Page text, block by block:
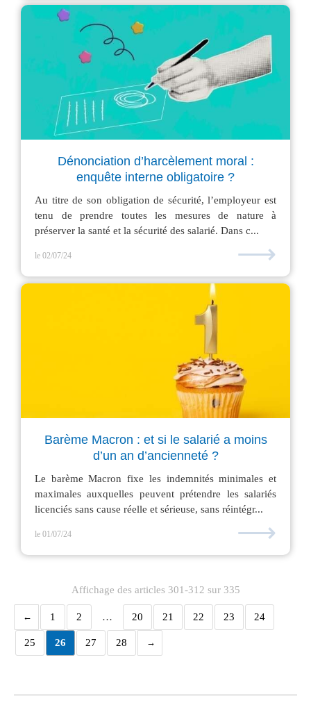
Dénonciation d’harcèlement moral :
enquête interne obligatoire ?
Au titre de son obligation de sécurité, l’employeur est
tenu de prendre toutes les mesures de nature à
préserver la santé et la sécurité des salarié. Dans c...
le 02/07/24 ⟶
Barème Macron : et si le salarié a moins
d’un an d’ancienneté ?
Le barème Macron fixe les indemnités minimales et
maximales auxquelles peuvent prétendre les salariés
licenciés sans cause réelle et sérieuse, sans réintégr...
le 01/07/24 ⟶
Affichage des articles 301-312 sur 335
1 2 … 20 21 22 23 24
25 26 27 28